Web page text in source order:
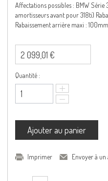
Affectations possibles : BMW
amortisseurs avant pour 318ti)
Rabaissement arrière maxi : 100mm
2 099,01 €
Quantité :
Ajouter au panier
Imprimer Envoyer à un